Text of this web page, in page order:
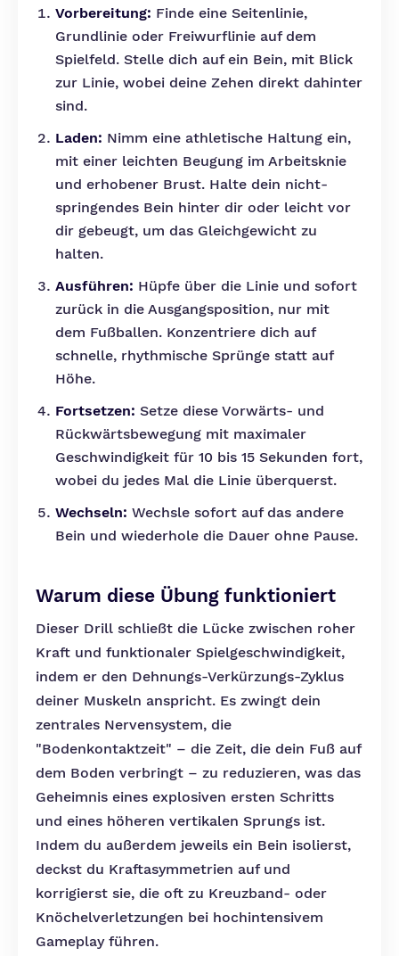
Vorbereitung: Finde eine Seitenlinie,
Grundlinie oder Freiwurflinie auf dem
Spielfeld. Stelle dich auf ein Bein, mit Blick
zur Linie, wobei deine Zehen direkt dahinter
sind.
Laden: Nimm eine athletische Haltung ein,
mit einer leichten Beugung im Arbeitsknie
und erhobener Brust. Halte dein nicht-
springendes Bein hinter dir oder leicht vor
dir gebeugt, um das Gleichgewicht zu
halten.
Ausführen: Hüpfe über die Linie und sofort
zurück in die Ausgangsposition, nur mit
dem Fußballen. Konzentriere dich auf
schnelle, rhythmische Sprünge statt auf
Höhe.
Fortsetzen: Setze diese Vorwärts- und
Rückwärtsbewegung mit maximaler
Geschwindigkeit für 10 bis 15 Sekunden fort,
wobei du jedes Mal die Linie überquerst.
Wechseln: Wechsle sofort auf das andere
Bein und wiederhole die Dauer ohne Pause.
Warum diese Übung funktioniert
Dieser Drill schließt die Lücke zwischen roher
Kraft und funktionaler Spielgeschwindigkeit,
indem er den Dehnungs-Verkürzungs-Zyklus
deiner Muskeln anspricht. Es zwingt dein
zentrales Nervensystem, die
"Bodenkontaktzeit" – die Zeit, die dein Fuß auf
dem Boden verbringt – zu reduzieren, was das
Geheimnis eines explosiven ersten Schritts
und eines höheren vertikalen Sprungs ist.
Indem du außerdem jeweils ein Bein isolierst,
deckst du Kraftasymmetrien auf und
korrigierst sie, die oft zu Kreuzband- oder
Knöchelverletzungen bei hochintensivem
Gameplay führen.